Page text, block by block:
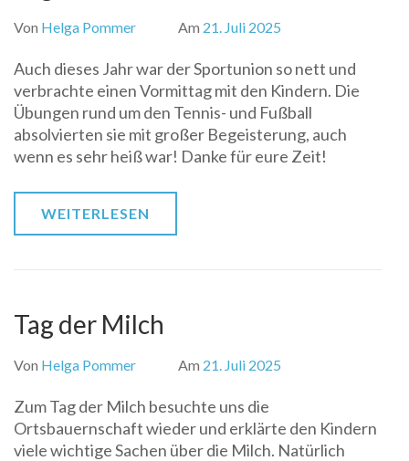
Von Helga Pommer Am 21. Juli 2025
Auch dieses Jahr war der Sportunion so nett und
verbrachte einen Vormittag mit den Kindern. Die
Übungen rund um den Tennis- und Fußball
absolvierten sie mit großer Begeisterung, auch
wenn es sehr heiß war! Danke für eure Zeit!
WEITERLESEN
Tag der Milch
Von Helga Pommer Am 21. Juli 2025
Zum Tag der Milch besuchte uns die
Ortsbauernschaft wieder und erklärte den Kindern
viele wichtige Sachen über die Milch. Natürlich